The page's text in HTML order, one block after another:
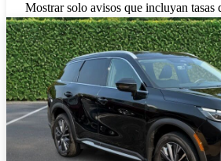
Mostrar solo avisos que incluyan tasas